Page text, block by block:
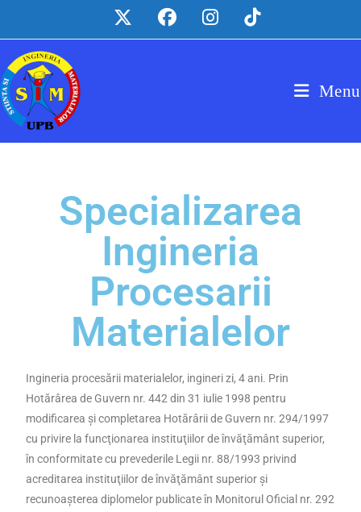
Menu
Specializarea
Ingineria
Procesarii
Materialelor
Ingineria procesării materialelor, ingineri zi, 4 ani. Prin
Hotărârea de Guvern nr. 442 din 31 iulie 1998 pentru
modificarea şi completarea Hotărârii de Guvern nr. 294/1997
cu privire la funcţionarea instituţiilor de învăţământ superior,
în conformitate cu prevederile Legii nr. 88/1993 privind
acreditarea instituţiilor de învăţământ superior şi
recunoaşterea diplomelor publicate în Monitorul Oficial nr. 292